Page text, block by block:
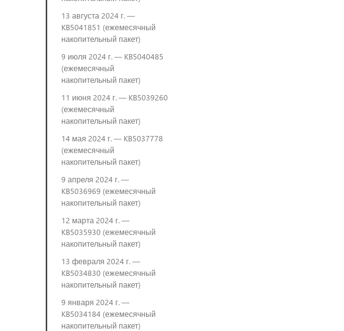
13 августа 2024 г. —
KB5041851 (ежемесячный
накопительный пакет)
9 июля 2024 г. — KB5040485
(ежемесячный
накопительный пакет)
11 июня 2024 г. — KB5039260
(ежемесячный
накопительный пакет)
14 мая 2024 г. — KB5037778
(ежемесячный
накопительный пакет)
9 апреля 2024 г. —
KB5036969 (ежемесячный
накопительный пакет)
12 марта 2024 г. —
KB5035930 (ежемесячный
накопительный пакет)
13 февраля 2024 г. —
KB5034830 (ежемесячный
накопительный пакет)
9 января 2024 г. —
KB5034184 (ежемесячный
накопительный пакет)